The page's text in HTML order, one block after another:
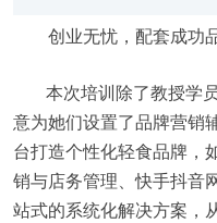
创业无忧，配套成功
本次培训除了教授学
意为她们设置了品牌营销
台打造个性化轻食品牌，
销与店务管理、快手抖音
站式的系统化解决方案，